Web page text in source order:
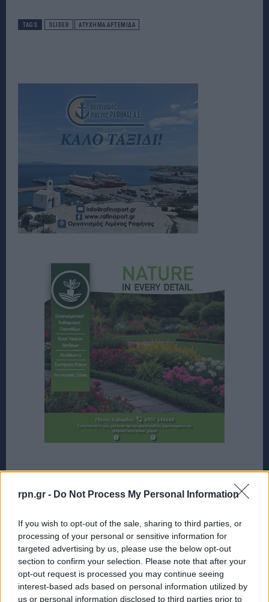
rpn.gr - Do Not Process My Personal Information
If you wish to opt-out of the sale, sharing to third parties, or
processing of your personal or sensitive information for
targeted advertising by us, please use the below opt-out
section to confirm your selection. Please note that after your
opt-out request is processed you may continue seeing
interest-based ads based on personal information utilized by
us or personal information disclosed to third parties prior to
TAGS SLIDER ΑΤΥΧΗΜΑ ΑΡΤΕΜΙΔΑ